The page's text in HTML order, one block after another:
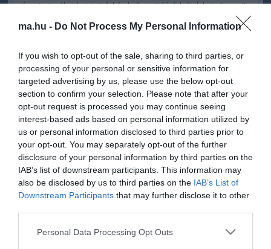
ma.hu - Do Not Process My Personal Information
If you wish to opt-out of the sale, sharing to third parties, or
processing of your personal or sensitive information for
targeted advertising by us, please use the below opt-out
section to confirm your selection. Please note that after your
opt-out request is processed you may continue seeing
interest-based ads based on personal information utilized by
us or personal information disclosed to third parties prior to
your opt-out. You may separately opt-out of the further
disclosure of your personal information by third parties on the
IAB’s list of downstream participants. This information may
also be disclosed by us to third parties on the IAB’s List of
Downstream Participants that may further disclose it to other
Please note that this website/app uses one or more Google
Personal Data Processing Opt Outs
végzett, tanúkat kutatott fel és hallgatott ki, felvételeket elemzett,
információk beszerzése céljából.
"A büntetőeljárás során alapvető követelmény, hogy a nyomozás
minden szakaszában maradéktalanul érvényesüljenek a
törvényességi és eljárási garanciák, miközben a társadalom
kollektív igazságérzete és a közbizalom fenntartása is kiemelt
szempont. Az ügy jogi összetettségére tekintettel a Fővárosi
Főügyészség és a BRFK között folyamatos szakmai egyeztetés
zajlott és zajlik az eljárás során" - olvasható a rendőrség
honlapján.
K. Endrét, a bicskei gyermekotthon korábbi igazgatóhelyettesét
bűnsegédként elkövetett kényszerítés kísérlete miatt 2021
júliusában jogerősen 3 év 4 hónap letöltendő szabadságvesztésre
ítélték, mert segédkezett az igazgató pedofil bűncselekményeinek
eltussolásában azzal, hogy megpróbálta kényszeríteni a
bántalmazott kiskorú áldozatokat terhelő vallomásaik
áprilisában kegyelmet adott K. Endrének.